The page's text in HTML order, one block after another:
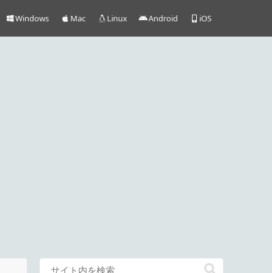
Windows Mac Linux Android iOS